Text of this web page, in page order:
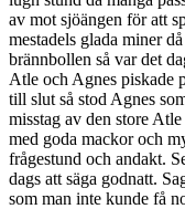
av mot sjöängen för att
mestadels glada miner
brännbollen så var det
Atle och Agnes piskade
till slut så stod Agnes
misstag av den store
med goda mackor och
frågestund och andakt.
dags att säga godnatt.
som man inte kunde få